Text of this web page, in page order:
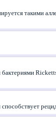
такими
бактериями
способствует